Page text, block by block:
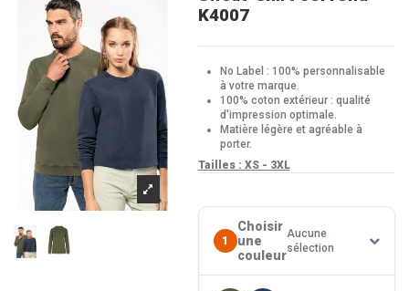
K4007
No Label : 100% personnalisable
à votre marque.
100% coton extérieur : qualité
d'impression optimale.
Matière légère et agréable à
porter.
Tailles : XS - 3XL
1
Choisir
une
couleur
Aucune
sélection